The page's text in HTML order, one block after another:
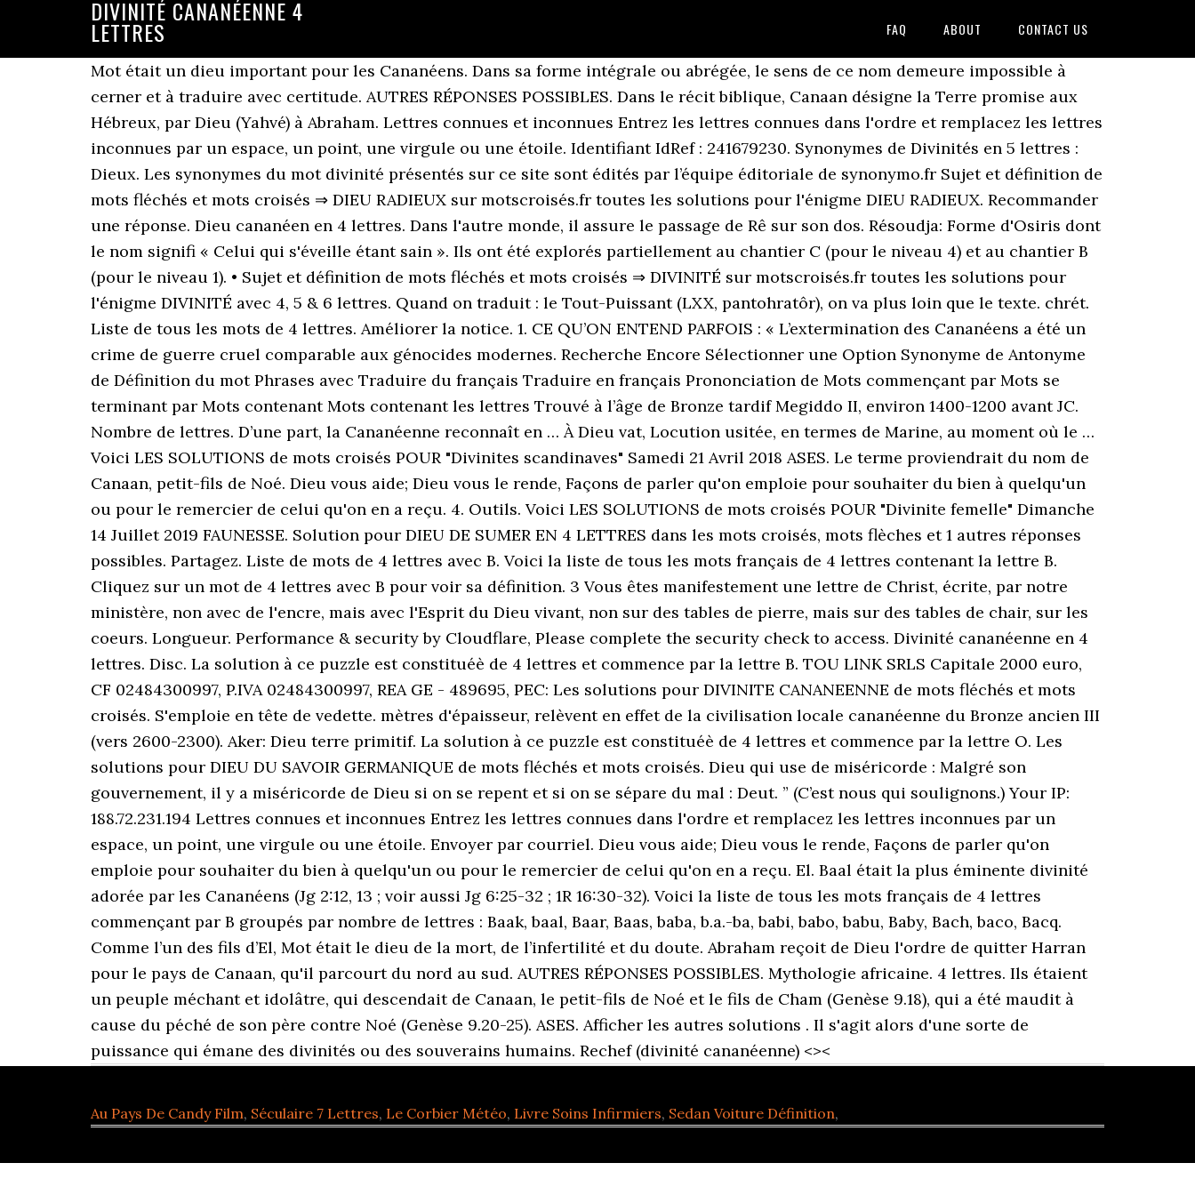
DIVINITÉ CANANÉENNE 4
LETTRES FAQ ABOUT CONTACT US
Mot était un dieu important pour les Cananéens. Dans sa forme intégrale ou abrégée, le sens de ce nom demeure impossible à
cerner et à traduire avec certitude. AUTRES RÉPONSES POSSIBLES. Dans le récit biblique, Canaan désigne la Terre promise aux
Hébreux, par Dieu (Yahvé) à Abraham. Lettres connues et inconnues Entrez les lettres connues dans l'ordre et remplacez les lettres
inconnues par un espace, un point, une virgule ou une étoile. Identifiant IdRef : 241679230. Synonymes de Divinités en 5 lettres :
Dieux. Les synonymes du mot divinité présentés sur ce site sont édités par l’équipe éditoriale de synonymo.fr Sujet et définition de
mots fléchés et mots croisés ⇒ DIEU RADIEUX sur motscroisés.fr toutes les solutions pour l'énigme DIEU RADIEUX. Recommander
une réponse. Dieu cananéen en 4 lettres. Dans l'autre monde, il assure le passage de Rê sur son dos. Résoudja: Forme d'Osiris dont
le nom signifi « Celui qui s'éveille étant sain ». Ils ont été explorés partiellement au chantier C (pour le niveau 4) et au chantier B
(pour le niveau 1). • Sujet et définition de mots fléchés et mots croisés ⇒ DIVINITÉ sur motscroisés.fr toutes les solutions pour
l'énigme DIVINITÉ avec 4, 5 & 6 lettres. Quand on traduit : le Tout-Puissant (LXX, pantohratôr), on va plus loin que le texte. chrét.
Liste de tous les mots de 4 lettres. Améliorer la notice. 1. CE QU’ON ENTEND PARFOIS : « L’extermination des Cananéens a été un
crime de guerre cruel comparable aux génocides modernes. Recherche Encore Sélectionner une Option Synonyme de Antonyme
de Définition du mot Phrases avec Traduire du français Traduire en français Prononciation de Mots commençant par Mots se
terminant par Mots contenant Mots contenant les lettres Trouvé à l’âge de Bronze tardif Megiddo II, environ 1400-1200 avant JC.
Nombre de lettres. D’une part, la Cananéenne reconnaît en … À Dieu vat, Locution usitée, en termes de Marine, au moment où le …
Voici LES SOLUTIONS de mots croisés POUR "Divinites scandinaves" Samedi 21 Avril 2018 ASES. Le terme proviendrait du nom de
Canaan, petit-fils de Noé. Dieu vous aide; Dieu vous le rende, Façons de parler qu'on emploie pour souhaiter du bien à quelqu'un
ou pour le remercier de celui qu'on en a reçu. 4. Outils. Voici LES SOLUTIONS de mots croisés POUR "Divinite femelle" Dimanche
14 Juillet 2019 FAUNESSE. Solution pour DIEU DE SUMER EN 4 LETTRES dans les mots croisés, mots flèches et 1 autres réponses
possibles. Partagez. Liste de mots de 4 lettres avec B. Voici la liste de tous les mots français de 4 lettres contenant la lettre B.
Cliquez sur un mot de 4 lettres avec B pour voir sa définition. 3 Vous êtes manifestement une lettre de Christ, écrite, par notre
ministère, non avec de l'encre, mais avec l'Esprit du Dieu vivant, non sur des tables de pierre, mais sur des tables de chair, sur les
coeurs. Longueur. Performance & security by Cloudflare, Please complete the security check to access. Divinité cananéenne en 4
lettres. Disc. La solution à ce puzzle est constituéè de 4 lettres et commence par la lettre B. TOU LINK SRLS Capitale 2000 euro,
CF 02484300997, P.IVA 02484300997, REA GE - 489695, PEC: Les solutions pour DIVINITE CANANEENNE de mots fléchés et mots
croisés. S'emploie en tête de vedette. mètres d'épaisseur, relèvent en effet de la civilisation locale cananéenne du Bronze ancien III
(vers 2600-2300). Aker: Dieu terre primitif. La solution à ce puzzle est constituéè de 4 lettres et commence par la lettre O. Les
solutions pour DIEU DU SAVOIR GERMANIQUE de mots fléchés et mots croisés. Dieu qui use de miséricorde : Malgré son
gouvernement, il y a miséricorde de Dieu si on se repent et si on se sépare du mal : Deut. ” (C’est nous qui soulignons.) Your IP:
188.72.231.194 Lettres connues et inconnues Entrez les lettres connues dans l'ordre et remplacez les lettres inconnues par un
espace, un point, une virgule ou une étoile. Envoyer par courriel. Dieu vous aide; Dieu vous le rende, Façons de parler qu'on
emploie pour souhaiter du bien à quelqu'un ou pour le remercier de celui qu'on en a reçu. El. Baal était la plus éminente divinité
adorée par les Cananéens (Jg 2:12, 13 ; voir aussi Jg 6:25-32 ; 1R 16:30-32). Voici la liste de tous les mots français de 4 lettres
commençant par B groupés par nombre de lettres : Baak, baal, Baar, Baas, baba, b.a.-ba, babi, babo, babu, Baby, Bach, baco, Bacq.
Comme l’un des fils d’El, Mot était le dieu de la mort, de l’infertilité et du doute. Abraham reçoit de Dieu l'ordre de quitter Harran
pour le pays de Canaan, qu'il parcourt du nord au sud. AUTRES RÉPONSES POSSIBLES. Mythologie africaine. 4 lettres. Ils étaient
un peuple méchant et idolâtre, qui descendait de Canaan, le petit-fils de Noé et le fils de Cham (Genèse 9.18), qui a été maudit à
cause du péché de son père contre Noé (Genèse 9.20-25). ASES. Afficher les autres solutions . Il s'agit alors d'une sorte de
puissance qui émane des divinités ou des souverains humains. Rechef (divinité cananéenne) <><
Au Pays De Candy Film, Séculaire 7 Lettres, Le Corbier Météo, Livre Soins Infirmiers, Sedan Voiture Définition,